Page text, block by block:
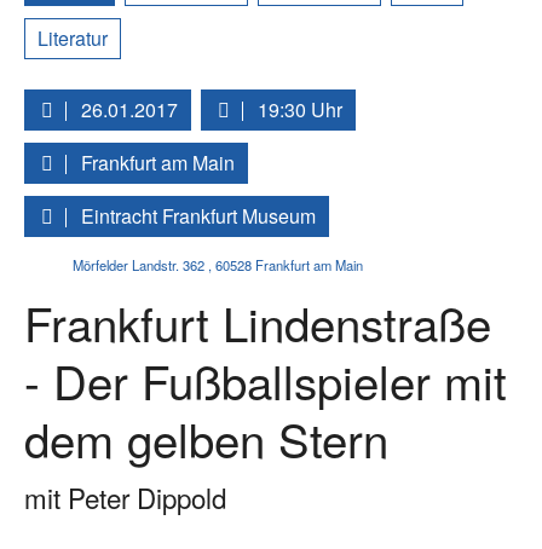
Literatur
26.01.2017
19:30 Uhr
Frankfurt am Main
Eintracht Frankfurt Museum
Mörfelder Landstr. 362 , 60528 Frankfurt am Main
Frankfurt Lindenstraße
- Der Fußballspieler mit
dem gelben Stern
mit Peter Dippold